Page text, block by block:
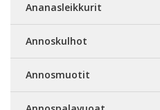
Ananasleikkurit
Annoskulhot
Annosmuotit